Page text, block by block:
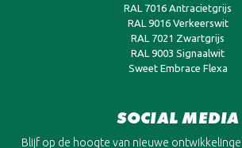
RAL 7016 Antracietgrijs
RAL 9016 Verkeerswit
RAL 7021 Zwartgrijs
RAL 9003 Signaalwit
Sweet Embrace Flexa
SOCIAL MEDIA
Blijf op de hoogte van nieuwe